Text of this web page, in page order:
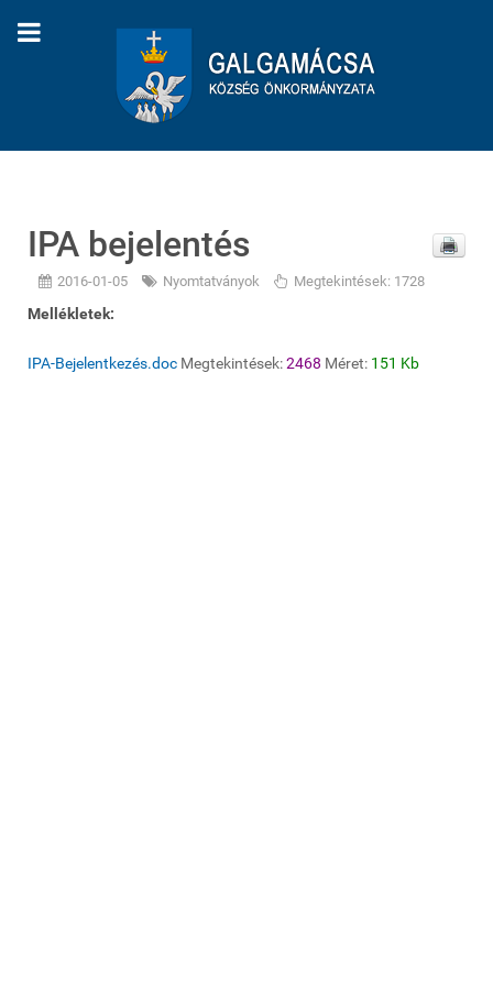
IPA bejelentés
2016-01-05 Nyomtatványok Megtekintések: 1728
Mellékletek:
IPA-Bejelentkezés.doc Megtekintések:2468 Méret: 151 Kb